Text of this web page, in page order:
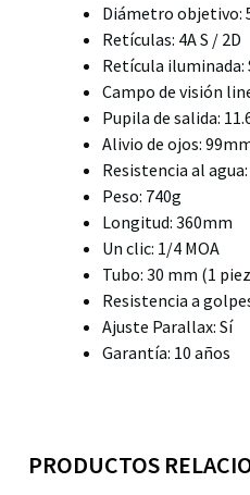
Diámetro objetivo:
Retículas: 4A S / 2D
Retícula iluminada:
Campo de visión
Pupila de salida:
Alivio de ojos:
Resistencia al
Peso: 740g
Longitud: 360mm
Un clic: 1/4 MOA
Tubo: 30 mm (1
Resistencia a
Ajuste Parallax: Sí
Garantía: 10 años
PRODUCTOS